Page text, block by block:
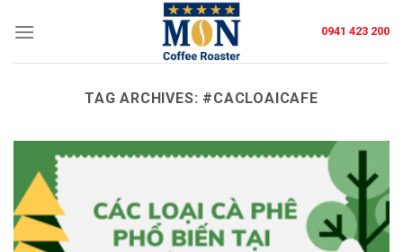
0941 423 200
TAG ARCHIVES: #CACLOAICAFE